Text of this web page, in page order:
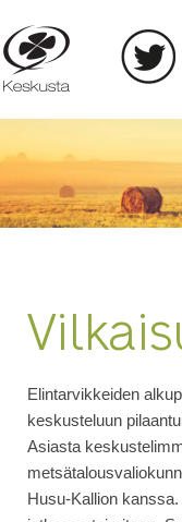
Elintarvikkeiden
keskusteluun
Asiasta
Husu-Kallion